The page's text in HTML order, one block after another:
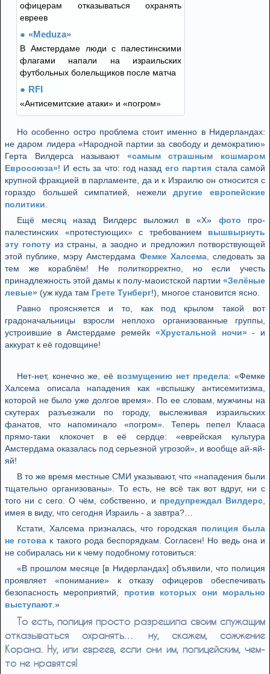
офицерам отказываться охранять
евреев
«Meduza»
В Амстердаме люди с палестинскими
флагами напали на израильских
футбольных болельщиков после матча
RFI
«Антисемитские атаки» и «погром»
Но особенно остро проблема стоит именно в Нидерландах:
не даром лидера «Народной партии за свободу и демократию»
Герта Вилдерса называют «самым страшным кошмаром
Евросоюза»! И есть за что: год назад его партия стала самой
крупной фракцией в парламенте, да и к Израилю он относится с
гораздо большей симпатией, нежелидругие европейские
политики
Ещё месяц назад Вилдерс выложил в «Х» фото про-
палестинских «протестующих» с требованием вышвырнуть
эту гопоту из страны, а заодно и предложил потворствующей
этой публике, мэру Амстердама Фемке Халсема, следовать за
тем же кораблём! Не политкорректно, но если учесть
принадлежность этой дамы к полу-маоистской партии «Зелёные
левые» (уж куда там Грете Тунберг!), многое становится ясно.
Равно проясняется и то, как под крылом такой вот
градоначальницы взросли неплохо организованные группы,
устроившие в Амстердаме ремейк «Хрустальной ночи» - и
аккурат к её годовщине!
Нет-нет, конечно же, её возмущению нет предела: «Фемке
Халсема описала нападения как «вспышку антисемитизма,
которой не было уже долгое время». По ее словам, мужчины на
скутерах разъезжали по городу, выслеживая израильских
фанатов, что напоминало «погром». Теперь пепел Клааса
прямо-таки клокочет в её сердце: «еврейская культура
Амстердама оказалась под серьезной угрозой», и вообще ай-яй-
яй!
В то же время местные СМИ указывают, что «нападения были
тщательно организованы». То есть, не всё так вот вдруг, ни с
того ни с сего. О чём, собственно, и предупреждал Вилдерс
имея в виду, что сегодня Израиль - а завтра?…
Кстати, Халсема призналась, что городская полиция была
не готова к такого рода беспорядкам. Согласен! Но ведь она и
не собиралась ни к чему подобному готовиться:
«В прошлом месяце [в Нидерландах] объявили, что полиция
проявляет «понимание» к отказу офицеров обеспечивать
безопасность мероприятий, против которых они морально
выступают .»
То есть, полиция просто разрешила своим служащим
отказываться охранять… ну, скажем, сожжение
Корана. Ну, или евреев, если они им, полицейским, чем-
то не нравятся!